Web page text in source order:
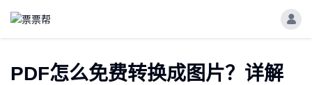
PDF怎么免费转换成图片？详解